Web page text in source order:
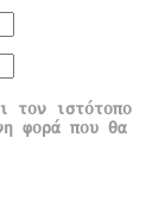
τον ιστότοπο
φορά που θα